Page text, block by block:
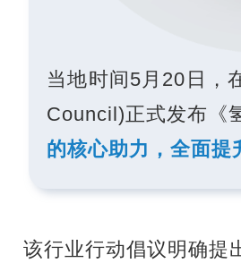
当地时间5月20日，
Council)正式发布《
的核心助力，全面提
该行业行动倡议明确提